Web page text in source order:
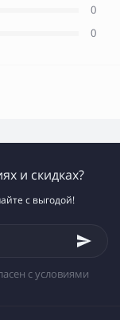
0
0
и скидках?
с выгодой!
с условиями